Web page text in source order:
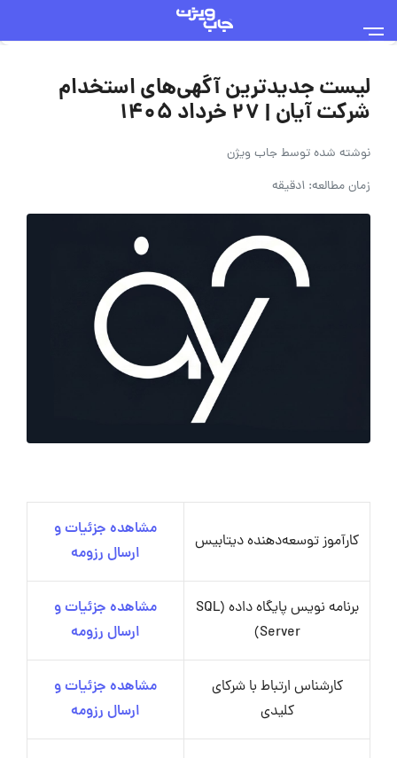
لیست جدیدترین آگهی‌های استخدام
شرکت آیان | ۲۷ خرداد ۱۴۰۵
نوشته شده توسطجاب ویژن
زمان مطالعه: 1دقیقه
کارآموز توسعه‌دهنده دیتابیس
مشاهده جزئیات و
ارسال رزومه
برنامه نویس پایگاه داده (SQL
Server)
مشاهده جزئیات و
ارسال رزومه
کارشناس ارتباط با شرکای
کلیدی
مشاهده جزئیات و
ارسال رزومه